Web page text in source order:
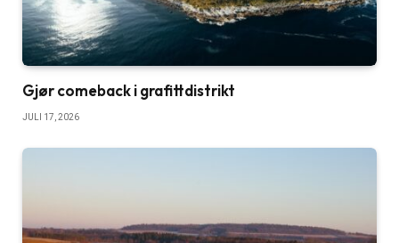
Gjør comeback i grafittdistrikt
JULI 17, 2026